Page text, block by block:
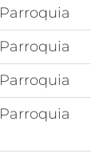
Parroquia
Parroquia
Parroquia
Parroquia